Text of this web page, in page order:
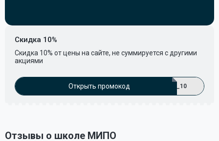
Скидка 10%
Скидка 10% от цены на сайте, не суммируется с другими
акциями
Открыть промокод _10
Отзывы о школе МИПО